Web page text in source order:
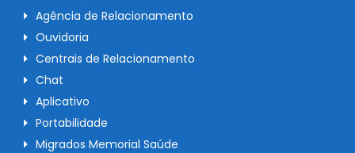
Agência de Relacionamento
Ouvidoria
Centrais de Relacionamento
Chat
Aplicativo
Portabilidade
Migrados Memorial Saúde